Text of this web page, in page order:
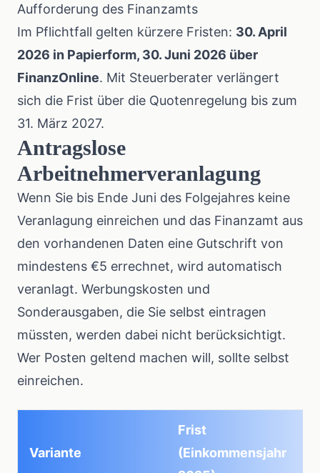
Aufforderung des Finanzamts
Im Pflichtfall gelten kürzere Fristen: 30. April
2026 in Papierform, 30. Juni 2026 über
FinanzOnline. Mit Steuerberater verlängert
sich die Frist über die Quotenregelung bis zum
31. März 2027.
Antragslose
Arbeitnehmerveranlagung
Wenn Sie bis Ende Juni des Folgejahres keine
Veranlagung einreichen und das Finanzamt aus
den vorhandenen Daten eine Gutschrift von
mindestens €5 errechnet, wird automatisch
veranlagt. Werbungskosten und
Sonderausgaben, die Sie selbst eintragen
müssten, werden dabei nicht berücksichtigt.
Wer Posten geltend machen will, sollte selbst
einreichen.
Variante
Frist
(Einkommensjahr